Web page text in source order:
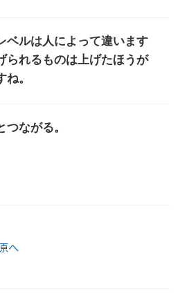
ベルは人によって違います
られるものは上げたほうが
ね。
つながる。
へ